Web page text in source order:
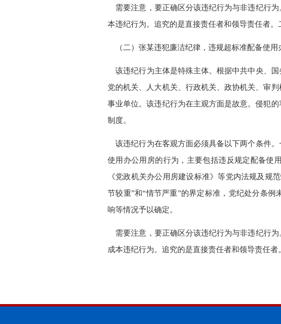
需要注意，要正确区分该违纪行为与非违纪行
本违纪行为。追究的是直接责任者和领导责任者
（二）张某违犯廉洁纪律，违规超标准配备使
该违纪行为主体是特殊主体。根据中共中央、国
党的机关、人大机关、行政机关、政协机关、审
事业单位。该违纪行为在主观方面是故意。侵犯
制度。
该违纪行为在客观方面必须具备以下两个条件。
使用办公用房的行为，主要包括违反规定配备使
《党政机关办公用房建设标准》等党内法规及规
节较重”和“情节严重”的界定标准，党纪处分条
响等情况予以确定。
需要注意，要正确区分该违纪行为与非违纪行
成本违纪行为。追究的是直接责任者和领导责任者